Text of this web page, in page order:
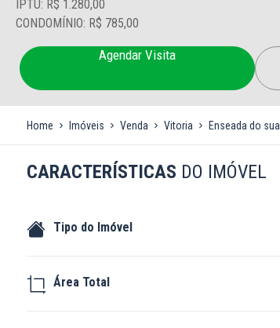
IPTU: R$ 1.280,00
CONDOMÍNIO: R$ 785,00
Agendar Visita
Home Imóveis Venda Vitoria Enseada do sua
CARACTERÍSTICAS DO IMÓVEL
Tipo do Imóvel
Área Total